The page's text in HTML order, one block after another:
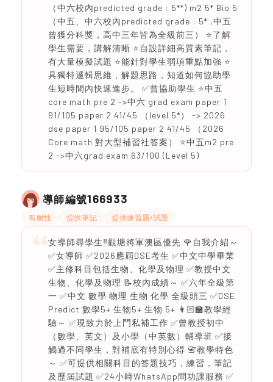
（中六校內predicted grade : 5**) m2 5* Bio 5
（中五、中六校內predicted grade : 5* ,中五
曾獲分科獎，高中三年皆為全級前三） ⭐️了解
學生需要，講解清晰 ⭐️自設詳細高質素筆記，
有大量模擬試題 ⭐️能針對學生弱項重點加強 ⭐️
具獨特邏輯思維，解題思路，知道如何協助學
生短時間內快速進步。 ✅曾協助學生 ⭐️中五
core math pre 2 ->中六 grad exam paper 1
91/105 paper 2 41/45 （level 5*） -> 2026
dse paper 1 95/105 paper 2 41/45 （2026
Core math 對大型補習社答案） ⭐️中五m2 pre
2 ->中六grad exam 63/100 (Level 5)
導師編號166933
有耐性 提供筆記 提供練習題/試題
女導師尋學生‼️觀塘將軍澳區優先 🌹自我介紹～
✅女導師 ✅2026應屆DSE考生 ✅中文中學畢業
✅主修科目包括生物、化學及物理 ✅教授中文
生物、化學及物理 📝校內成績～ ✅六年全級第
一 ✅中文 數學 物理 生物 化學 全級頭三 ✅DSE
Predict 數學5+ 生物5+ 生物 5+ 👩🏻‍🏫教學經
驗～ ✅現致力於上門私補工作 ✅曾教授初中
（數學、英文）及小學（中英數）輔導班 ✅接
觸過不同學生，對補底有特別心得 📇教學特色
～ ✅可提供相關科目的答題技巧，練習，筆記
及歷屆試題 ✅24小時WhatsApp問功課服務 ✅